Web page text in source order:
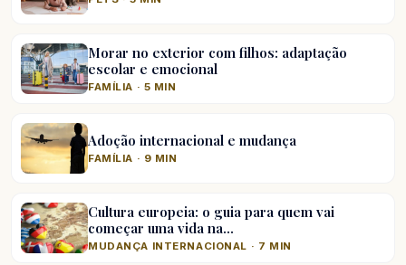
Morar no exterior com filhos: adaptação
escolar e emocional
FAMÍLIA · 5 MIN
Adoção internacional e mudança
FAMÍLIA · 9 MIN
Cultura europeia: o guia para quem vai
começar uma vida na…
MUDANÇA INTERNACIONAL · 7 MIN